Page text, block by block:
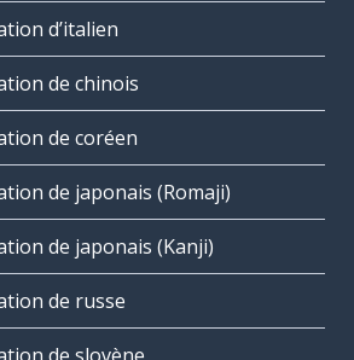
d’italien
de chinois
de coréen
de japonais (Romaji)
de japonais (Kanji)
de russe